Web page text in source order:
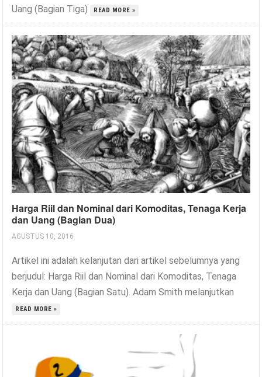
Uang (Bagian Tiga)
READ MORE »
Harga Riil dan Nominal dari Komoditas, Tenaga Kerja
dan Uang (Bagian Dua)
AGUSTUS 10, 2016
Artikel ini adalah kelanjutan dari artikel sebelumnya yang
berjudul: Harga Riil dan Nominal dari Komoditas, Tenaga
Kerja dan Uang (Bagian Satu). Adam Smith melanjutkan
READ MORE »